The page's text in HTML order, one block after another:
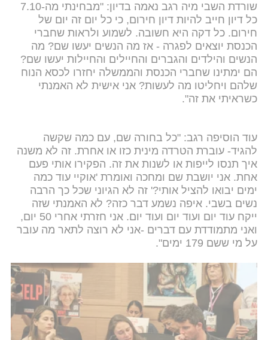
שורדת השבי מיה רגב נאמה בדיון: "מבחינתי מה-7.10
כל דיון חייב להיות דיון חירום, כי כל יום זה יום של
חירום. כל דקה היא חשובה. לשמוע ולראות שחברי
הכנסת יוצאים לפגרה - אז מה הנשים יעשו שם? מה
הנשים והילדים והגברים והחיילים והחיילות יעשו שם?
הם ימתינו שחברי הכנסת והממשלה יחזרו לכסא הנוח
שלהם ויחליטו מה לעשות? אני אישית לא האמנתי
כשראיתי את זה".
עוד הוסיפה רגב: "כל בחורה שם, עם כמה שקשה
להגיד- עוברת הטרדה מינית כזו או אחרת. זה לא משנה
איך תנסו לייפות או לשנות את זה. הפקירו אותי פעם
אחת. אני יושבת שם ומחכה ואומרת 'אוקיי עוד כמה
ימים יבואו להציל אותי?' זה לא הגיוני שכל כך הרבה
נשים בשבי. איפה נשמע דבר כזה? לא האמנתי שזה
ייקח עוד יום ועוד יום ועוד יום. אני חזרתי אחרי 50 יום,
ואני מתמודדת עם דברים -אני לא רוצה לתאר מה עובר
על מי ששם 179 ימים".